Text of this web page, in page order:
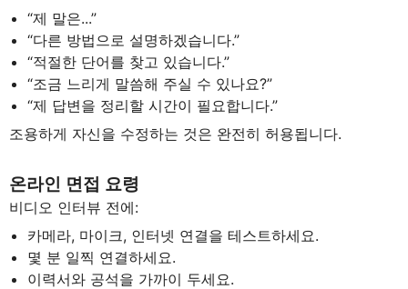
“제 말은...”
“다른 방법으로 설명하겠습니다.”
“적절한 단어를 찾고 있습니다.”
“조금 느리게 말씀해 주실 수 있나요?”
“제 답변을 정리할 시간이 필요합니다.”
조용하게 자신을 수정하는 것은 완전히 허용됩니다.
온라인 면접 요령
비디오 인터뷰 전에:
카메라, 마이크, 인터넷 연결을 테스트하세요.
몇 분 일찍 연결하세요.
이력서와 공석을 가까이 두세요.